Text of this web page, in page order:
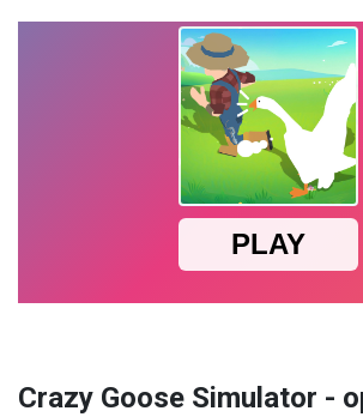
Crazy Goose Simulator -